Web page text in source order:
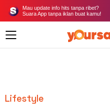
Mau update info hits tanpa ribet?
Suara App tanpa iklan buat kamu!
Lifestyle